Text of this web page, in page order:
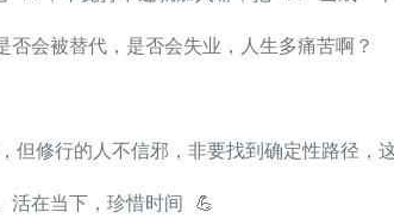
会被替代，是否会失业，人生多痛苦啊？
但修行的人不信邪，非要找到确定性路径，这
活在当下，珍惜时间 💪